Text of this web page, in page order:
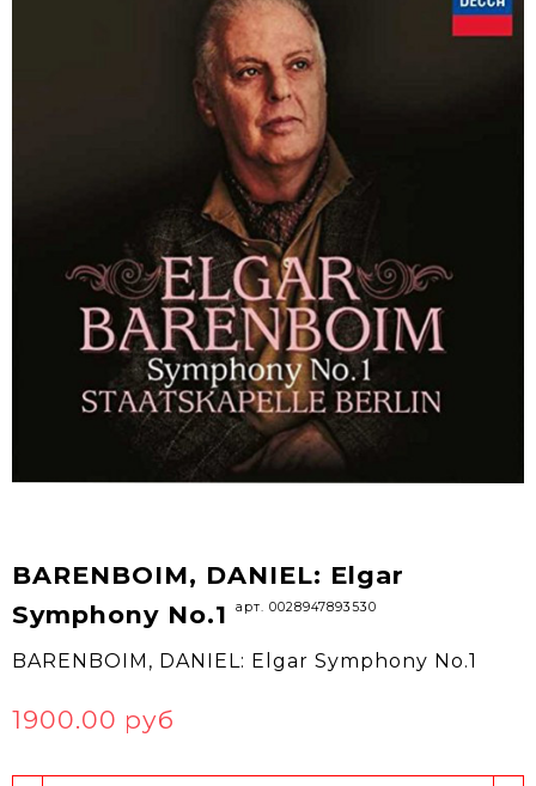
BARENBOIM, DANIEL: Elgar
Symphony No.1
арт. 0028947893530
BARENBOIM, DANIEL: Elgar Symphony No.1
1900.00 руб